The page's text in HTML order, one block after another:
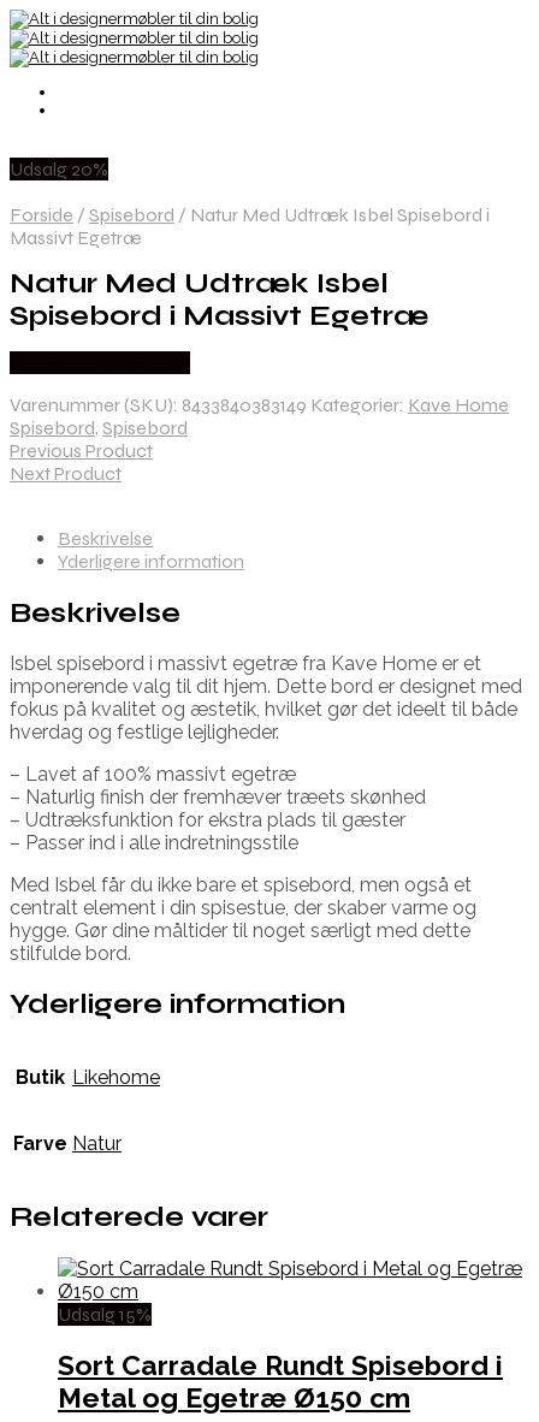
Udsalg 20%
Forside / Spisebord / Natur Med Udtræk Isbel Spisebord i
Massivt Egetræ
Natur Med Udtræk Isbel
Spisebord i Massivt Egetræ
Varenummer (SKU): 8433840383149 Kategorier: Kave Home
Spisebord, Spisebord
Previous Product
Next Product
Beskrivelse
Yderligere information
Beskrivelse
Isbel spisebord i massivt egetræ fra Kave Home er et
imponerende valg til dit hjem. Dette bord er designet med
fokus på kvalitet og æstetik, hvilket gør det ideelt til både
hverdag og festlige lejligheder.
– Lavet af 100% massivt egetræ
– Naturlig finish der fremhæver træets skønhed
– Udtræksfunktion for ekstra plads til gæster
– Passer ind i alle indretningsstile
Med Isbel får du ikke bare et spisebord, men også et
centralt element i din spisestue, der skaber varme og
hygge. Gør dine måltider til noget særligt med dette
stilfulde bord.
Yderligere information
Butik Likehome
Farve Natur
Relaterede varer
Udsalg 15%
Sort Carradale Rundt Spisebord i
Metal og Egetræ Ø150 cm